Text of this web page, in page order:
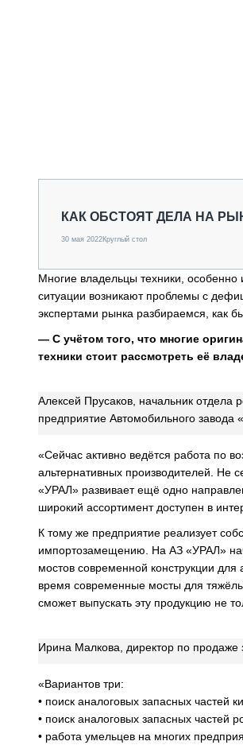
КАК ОБСТОЯТ ДЕЛА НА
30 мая 2022Круглый стол
Многие владельцы техники,
ситуации возникают проблемы с
экспертами рынка разбираемся, как
— С учётом того, что многие
техники стоит рассмотреть её
Алексей Прусаков, начальник
предприятие Автомобильного завода
«Сейчас активно ведётся работа по
альтернативных производителей. Не
«УРАЛ» развивает ещё одно
широкий ассортимент доступен в
К тому же предприятие реализует
импортозамещению. На АЗ «УРАЛ»
мостов современной конструкции
время современные мосты для
сможет выпускать эту продукцию не
Ирина Малкова, директор по
«Вариантов три:
• поиск аналоговых запасных частей
• поиск аналоговых запасных частей
• работа умельцев на многих